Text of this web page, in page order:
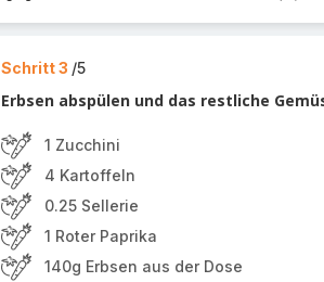
Schritt 3 /5
Erbsen abspülen und das restliche
1 Zucchini
4 Kartoffeln
0.25 Sellerie
1 Roter Paprika
140g Erbsen aus der Dose